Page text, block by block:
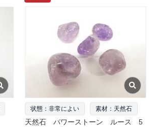
状態：非常によい 素材：天然石
天然石 パワーストーン ルース 5